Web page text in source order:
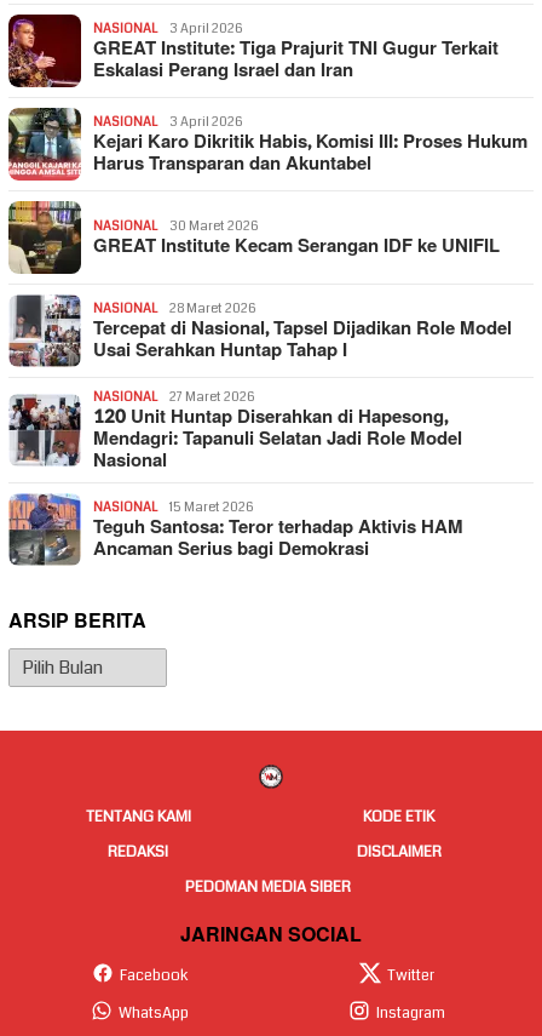
NASIONAL 3 April 2026
GREAT Institute: Tiga Prajurit TNI Gugur Terkait
Eskalasi Perang Israel dan Iran
NASIONAL 3 April 2026
Kejari Karo Dikritik Habis, Komisi III: Proses Hukum
Harus Transparan dan Akuntabel
NASIONAL 30 Maret 2026
GREAT Institute Kecam Serangan IDF ke UNIFIL
NASIONAL 28 Maret 2026
Tercepat di Nasional, Tapsel Dijadikan Role Model
Usai Serahkan Huntap Tahap I
NASIONAL 27 Maret 2026
120 Unit Huntap Diserahkan di Hapesong,
Mendagri: Tapanuli Selatan Jadi Role Model
Nasional
NASIONAL 15 Maret 2026
Teguh Santosa: Teror terhadap Aktivis HAM
Ancaman Serius bagi Demokrasi
ARSIP BERITA
Arsip
Berita
TENTANG KAMI
KODE ETIK
REDAKSI
DISCLAIMER
PEDOMAN MEDIA SIBER
JARINGAN SOCIAL
Facebook
Twitter
WhatsApp
Instagram